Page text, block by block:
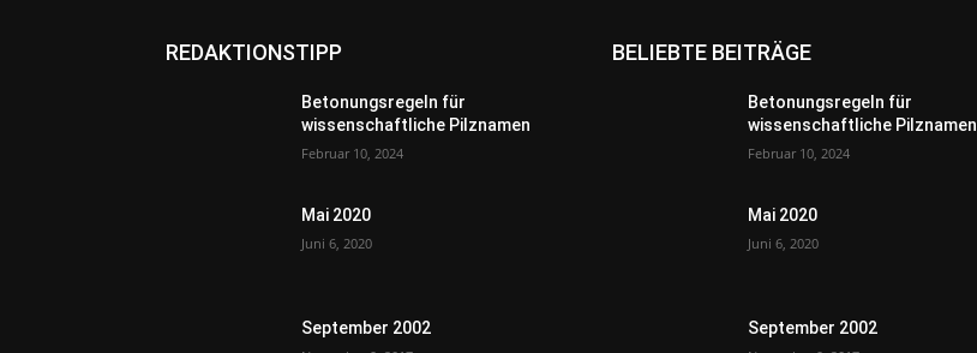
REDAKTIONSTIPP
Betonungsregeln für
wissenschaftliche Pilznamen
Februar 10, 2024
Mai 2020
Juni 6, 2020
September 2002
BELIEBTE BEITRÄGE
Betonungsregeln für
wissenschaftliche Pilznamen
Februar 10, 2024
Mai 2020
Juni 6, 2020
September 2002